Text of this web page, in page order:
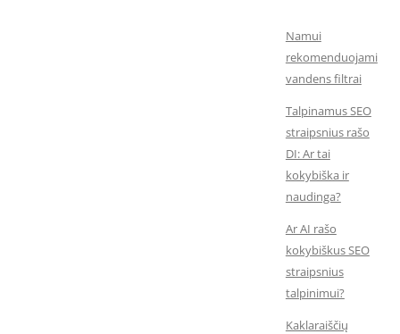
Namui
rekomenduojami
vandens filtrai
Talpinamus SEO
straipsnius rašo
DI: Ar tai
kokybiška ir
naudinga?
Ar AI rašo
kokybiškus SEO
straipsnius
talpinimui?
Kaklaraiščių